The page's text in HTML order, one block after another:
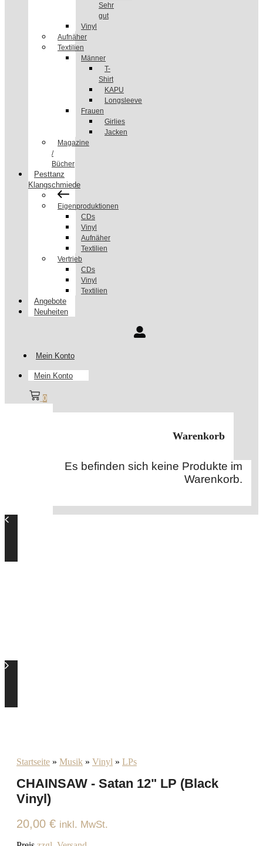
Sehr
gut
Vinyl
Aufnäher
Textilien
Männer
T-
Shirt
KAPU
Longsleeve
Frauen
Girlies
Jacken
Magazine
/
Bücher
Pesttanz
Klangschmiede
Eigenproduktionen
CDs
Vinyl
Aufnäher
Textilien
Vertrieb
CDs
Vinyl
Textilien
Angebote
Neuheiten
Mein Konto
Mein Konto
0
Warenkorb
Es befinden sich keine Produkte im
Warenkorb.
Startseite » Musik » Vinyl » LPs
CHAINSAW - Satan 12" LP (Black
Vinyl)
20,00 € inkl. MwSt.